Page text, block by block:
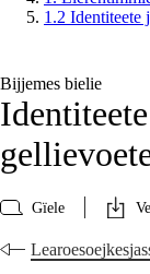
1.2 Identiteete
Bijjemes bielie
Gïele